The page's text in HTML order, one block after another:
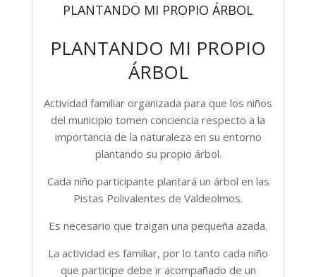
PLANTANDO MI PROPIO ÁRBOL
PLANTANDO MI PROPIO
ÁRBOL
Actividad familiar organizada para que los niños
del municipio tomen conciencia respecto a la
importancia de la naturaleza en su entorno
plantando su propio árbol.
Cada niño participante plantará un árbol en las
Pistas Polivalentes de Valdeolmos.
Es necesario que traigan una pequeña azada.
La actividad es familiar, por lo tanto cada niño
que participe debe ir acompañado de un